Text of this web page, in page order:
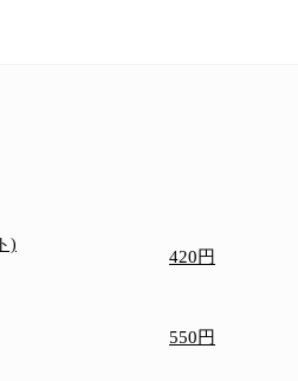
)
420円
550円